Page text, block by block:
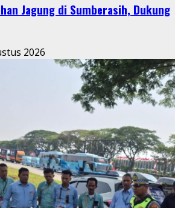
Jagung di Sumberasih, Dukung
2026